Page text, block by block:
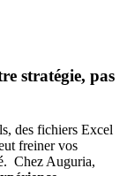
stratégie, pas
des fichiers Excel
freiner vos
Chez Auguria,